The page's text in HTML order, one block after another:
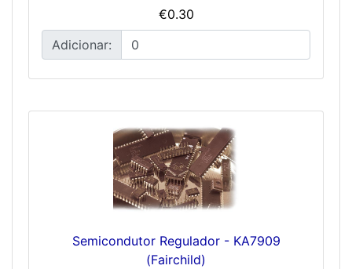
€0.30
Adicionar:
Semicondutor Regulador - KA7909
(Fairchild)